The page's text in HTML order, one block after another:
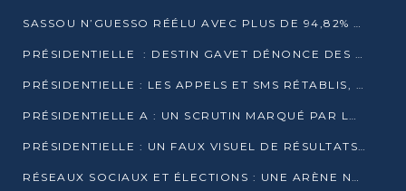
SASSOU N’GUESSO RÉÉLU AVEC PLUS DE 94,82% DES VOIX
PRÉSIDENTIELLE : DESTIN GAVET DÉNONCE DES IRRÉGULARITÉS ET REVENDIQUE LA VICTOIRE
PRÉSIDENTIELLE : LES APPELS ET SMS RÉTABLIS, INTERNET RESTE BLOQUÉ
PRÉSIDENTIELLE A : UN SCRUTIN MARQUÉ PAR LA COUPURE D’INTERNET ET UNE AFFLUENCE TIMIDE À BRAZZAVILLE
PRÉSIDENTIELLE : UN FAUX VISUEL DE RÉSULTATS CIRCULE
RÉSEAUX SOCIAUX ET ÉLECTIONS : UNE ARÈNE NUMÉRIQUE EN PLEINE MUTATION AU CONGO